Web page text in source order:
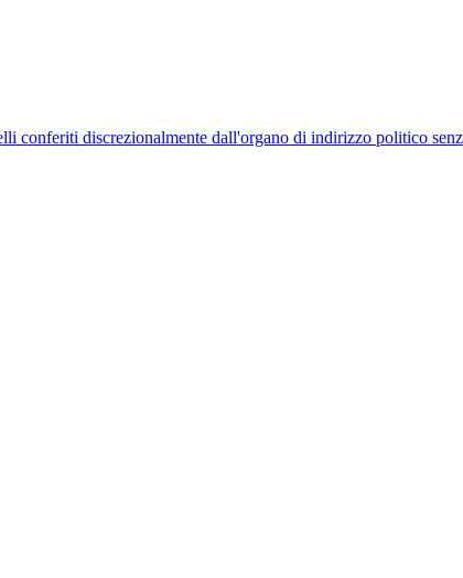
discrezionalmente dall'organo di indirizzo politico